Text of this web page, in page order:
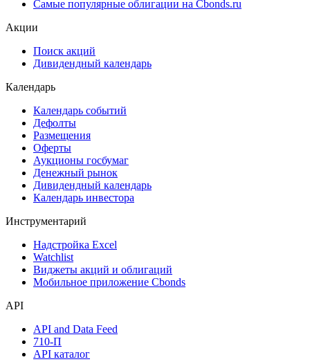
Самые популярные облигации на Cbonds.ru
Акции
Поиск акций
Дивидендный календарь
Календарь
Календарь событий
Дефолты
Размещения
Оферты
Аукционы госбумаг
Денежный рынок
Дивидендный календарь
Календарь инвестора
Инструментарий
Надстройка Excel
Watchlist
Виджеты акций и облигаций
Мобильное приложение Cbonds
API
API and Data Feed
710-П
API каталог